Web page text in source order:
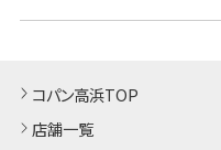
コパン高浜TOP
店舗一覧